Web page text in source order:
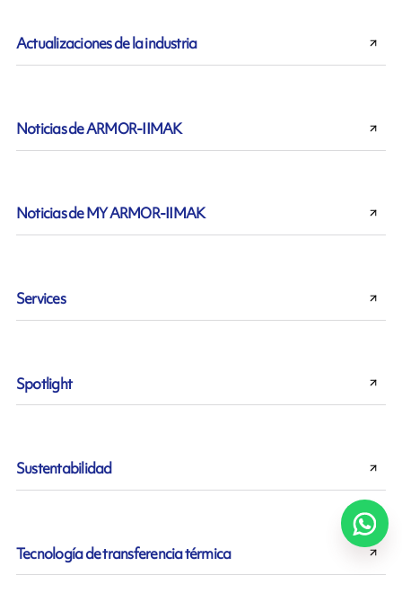
Actualizaciones de la industria
Noticias de ARMOR-IIMAK
Noticias de MY ARMOR-IIMAK
Services
Spotlight
Sustentabilidad
Tecnología de transferencia térmica